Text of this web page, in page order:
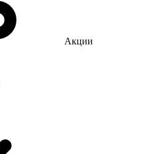
Акции